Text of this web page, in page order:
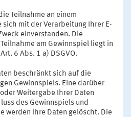
Teilnahme an einem
mit der Verarbeitung Ihrer E-
einverstanden. Die
am Gewinnspiel liegt in
6 Abs. 1 a) DSGVO.
beschränkt sich auf die
Gewinnspiels. Eine darüber
Weitergabe Ihrer Daten
des Gewinnspiels und
werden Ihre Daten gelöscht. Die